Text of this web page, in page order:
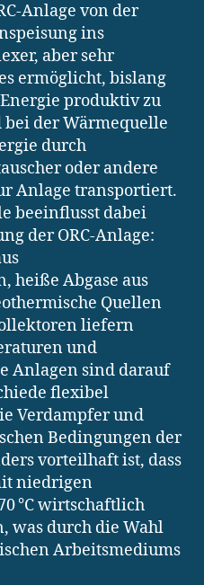
Anlage von der
ins
aber sehr
ermöglicht, bislang
produktiv zu
der Wärmequelle
durch
oder andere
Anlage transportiert.
beeinflusst dabei
der ORC-Anlage:
heiße Abgase aus
Quellen
liefern
und
Anlagen sind darauf
flexibel
Verdampfer und
Bedingungen der
vorteilhaft ist, dass
niedrigen
°C wirtschaftlich
was durch die Wahl
Arbeitsmediums